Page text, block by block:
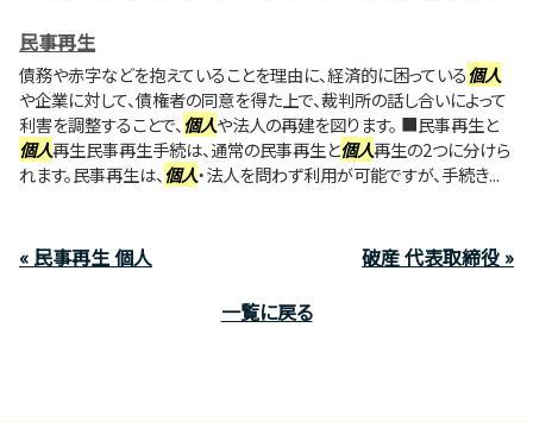
民事再生
債務や赤字などを抱えていることを理由に、経済的に困っている個人
や企業に対して、債権者の同意を得た上で、裁判所の話し合いによって
利害を調整することで、個人や法人の再建を図ります。 ■民事再生と
個人再生民事再生手続は、通常の民事再生と個人再生の2つに分けら
れます。民事再生は、個人・法人を問わず利用が可能ですが、手続き...
« 民事再生 個人
破産 代表取締役 »
一覧に戻る